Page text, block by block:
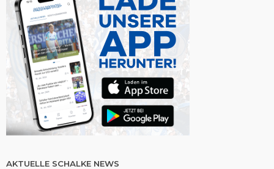
AKTUELLE SCHALKE NEWS